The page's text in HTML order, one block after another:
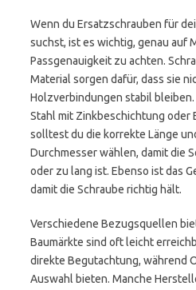
Wenn du Ersatzschrauben für
suchst, ist es wichtig, genau auf
Passgenauigkeit zu achten.
Material sorgen dafür, dass sie
Holzverbindungen stabil bleiben.
Stahl mit Zinkbeschichtung oder
solltest du die korrekte Länge
Durchmesser wählen, damit die
oder zu lang ist. Ebenso ist das
damit die Schraube richtig hält.
Verschiedene Bezugsquellen
Baumärkte sind oft leicht
direkte Begutachtung, während
Auswahl bieten. Manche